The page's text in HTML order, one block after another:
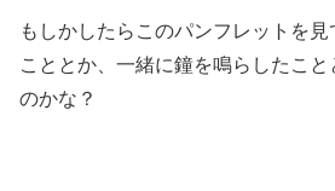
もしかしたらこのパンフレットを
こととか、一緒に鐘を鳴らしたこ
のかな？